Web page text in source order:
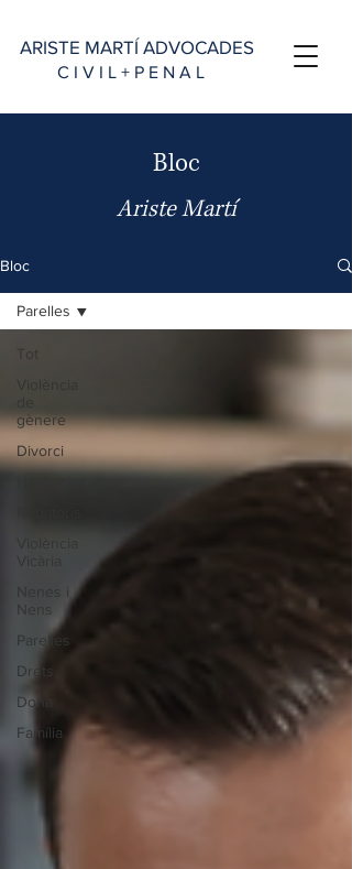
ARISTE MARTÍ ADVOCADES
C I V I L + P E N A L
Bloc
Ariste Martí
Bloc
Tot
gènere
Divorci
Nenes i
Nens
Parelles
Drets
Dona
Família
Parelles